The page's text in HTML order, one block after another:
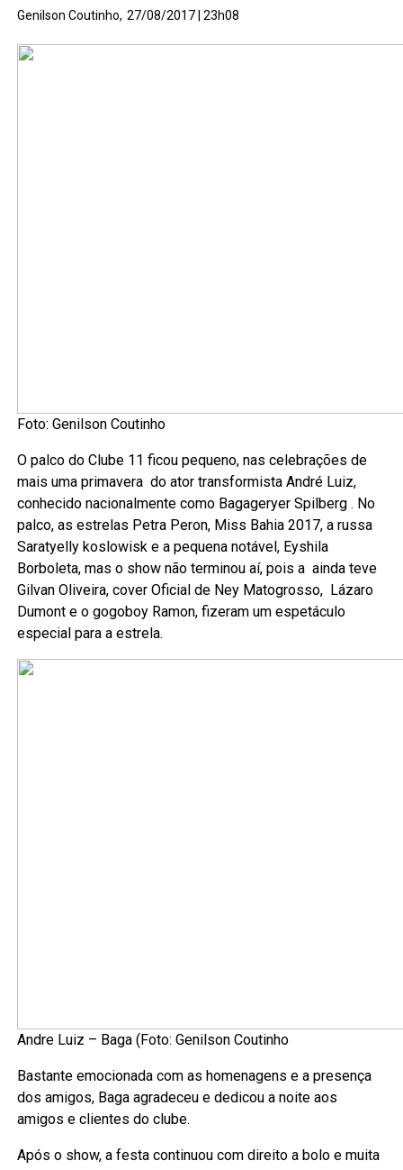
Genilson Coutinho, 27/08/2017 | 23h08
Foto: Genilson Coutinho
O palco do Clube 11 ficou pequeno, nas celebrações de
mais uma primavera do ator transformista André Luiz,
conhecido nacionalmente como Bagageryer Spilberg . No
palco, as estrelas Petra Peron, Miss Bahia 2017, a russa
Saratyelly koslowisk e a pequena notável, Eyshila
Borboleta, mas o show não terminou aí, pois a ainda teve
Gilvan Oliveira, cover Oficial de Ney Matogrosso, Lázaro
Dumont e o gogoboy Ramon, fizeram um espetáculo
especial para a estrela.
Andre Luiz – Baga (Foto: Genilson Coutinho
Bastante emocionada com as homenagens e a presença
dos amigos, Baga agradeceu e dedicou a noite aos
amigos e clientes do clube.
Após o show, a festa continuou com direito a bolo e muita